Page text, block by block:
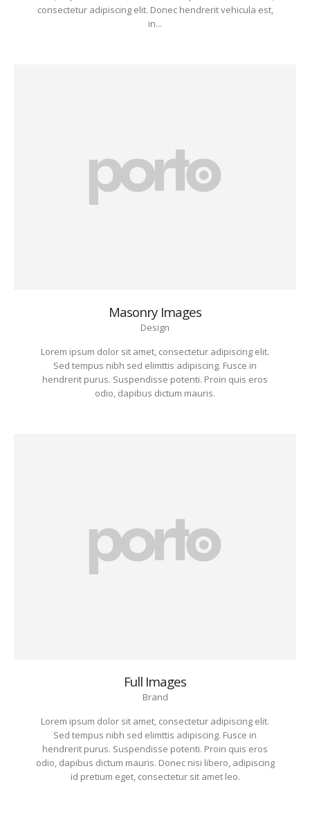
consectetur adipiscing elit. Donec hendrerit vehicula est,
in...
Masonry Images
Design
Lorem ipsum dolor sit amet, consectetur adipiscing elit.
Sed tempus nibh sed elimttis adipiscing. Fusce in
hendrerit purus. Suspendisse potenti. Proin quis eros
odio, dapibus dictum mauris.
Full Images
Brand
Lorem ipsum dolor sit amet, consectetur adipiscing elit.
Sed tempus nibh sed elimttis adipiscing. Fusce in
hendrerit purus. Suspendisse potenti. Proin quis eros
odio, dapibus dictum mauris. Donec nisi libero, adipiscing
id pretium eget, consectetur sit amet leo.